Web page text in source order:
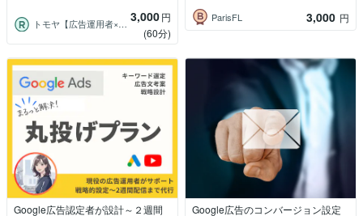
トモヤ【広告運用者×薬剤師ライター】 3,000円
(60分)
ParisFL 3,000 円
Google広告認定者が設計～２週間
Google広告のコンバージョン設定